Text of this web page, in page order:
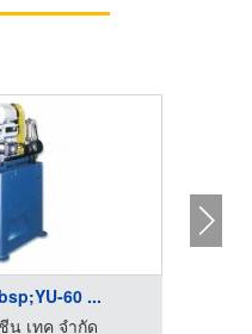
60 ...
น เทค จำกัด